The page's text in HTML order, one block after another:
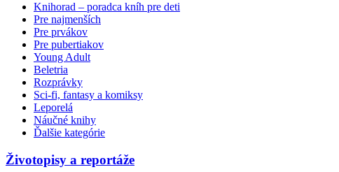
Knihorad – poradca kníh pre deti
Pre najmenších
Pre prvákov
Pre pubertiakov
Young Adult
Beletria
Rozprávky
Sci-fi, fantasy a komiksy
Leporelá
Náučné knihy
Ďalšie kategórie
Životopisy a reportáže